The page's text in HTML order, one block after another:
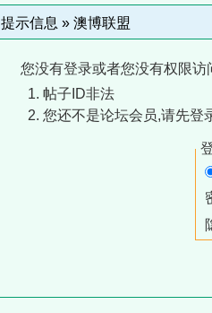
提示信息 » 澳博联盟
您没有登录或者您没有权限
帖子ID非法
您还不是论坛会员,请先登